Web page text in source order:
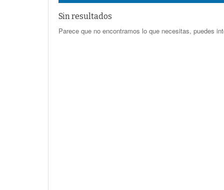
Sin resultados
Parece que no encontramos lo que necesitas, puedes